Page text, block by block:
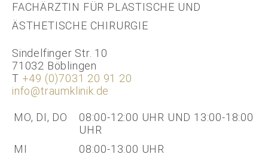
FACHÄRZTIN FÜR PLASTISCHE UND
ÄSTHETISCHE CHIRURGIE
Sindelfinger Str. 10
71032 Böblingen
T +49 (0)7031 20 91 20
info@traumklinik.de
MO, DI, DO
08:00-12:00 UHR UND 13:00-18:00
UHR
MI
08:00-13:00 UHR